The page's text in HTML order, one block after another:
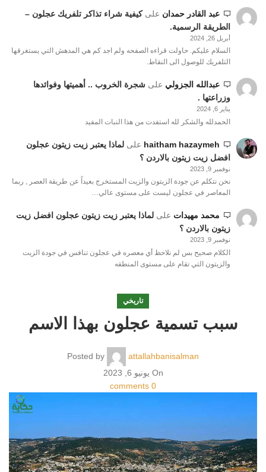
عبد القادر حمدان علىكيفية شراء تذاكر تلفريك عجلون –
الطريقة الرسمية.
أبريل 26, 2024
السلام عليكم. حاولت قراءه الصفحه ولم اجد كم هي المدهش التي يستغرقها
التلفريك للوصول الى النقاط.
عبدالله الجزولي علىشجرة الخروب .. أهميتها وفوائدها
وزراعتها .
يناير 6, 2024
الحمدلله والشكر لله استفدت من هذا النبات المفيد
haitham hazaymeh علىلماذا يعتبر زيت زيتون عجلون
افضل زيت زيتون بالاردن ؟
نوفمبر 9, 2023
نحن نتكلم عن جودة الزيتون والزيت المستخرج بعيداً عن طريقة العصر , ربما
المعاصر في عجلون ليست على مستوى عالي…
محمد مهيدات علىلماذا يعتبر زيت زيتون عجلون افضل زيت
زيتون بالاردن ؟
نوفمبر 9, 2023
الكلام صحيح بس لم نلاحظ أي معصره في عجلون تنافس في جودة الزيت
والزيتون التي تقام على مستوى المنطقه
تاريخي
سبب تسمية عجلون بهذا الاسم
Posted by
attallahbanisalman
On يونيو 6, 2023
0
comments